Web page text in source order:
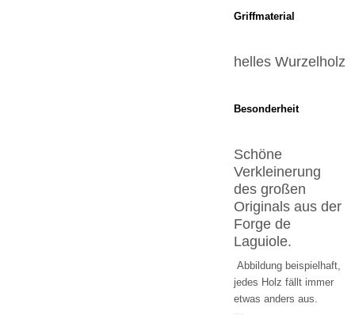
Griffmaterial
helles Wurzelholz
Besonderheit
Schöne
Verkleinerung
des großen
Originals aus der
Forge de
Laguiole.
Abbildung beispielhaft,
jedes Holz fällt immer
etwas anders aus.